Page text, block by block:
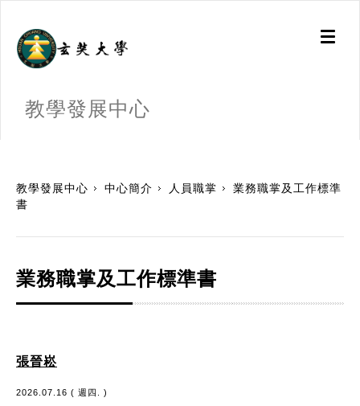
Toggle
教學發展中心
教學發展中心 中心簡介 人員職掌
業務職掌及工作標準
書
業務職掌及工作標準書
張晉崧
2026.07.16 ( 週四. )